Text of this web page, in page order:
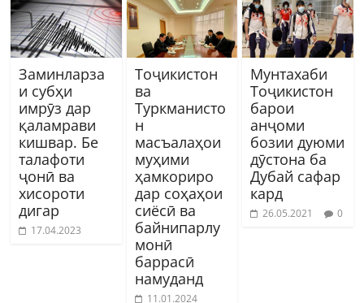
Заминларза
и субҳи
имрӯз дар
қаламрави
кишвар. Бе
талафоти
ҷонӣ ва
хисороти
дигар
17.04.2023
Тоҷикистон
ва
Туркманисто
н
масъалаҳои
муҳими
ҳамкориро
дар соҳаҳои
сиёсӣ ва
байнипарлу
монӣ
баррасӣ
намуданд
11.01.2024
Мунтахаби
Тоҷикистон
барои
анҷоми
бозии дуюми
дӯстона ба
Дубай сафар
кард
26.05.2021 0